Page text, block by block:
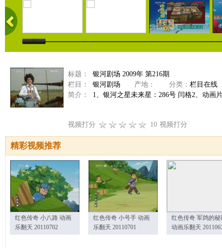
标题：
银河剧场 2009年 第216期
栏目：
银河剧场 产地： 分类： 栏目在线
简介：
1、银河之星未来星：286号 闫格2、动画
视频打分 10 视频打分
精彩视频推荐
红色传奇 小八路 动画
乐翻天 20110702
红色传奇 小号手 动画
乐翻天 20110701
红色传奇 军鸽的秘
动画乐翻天